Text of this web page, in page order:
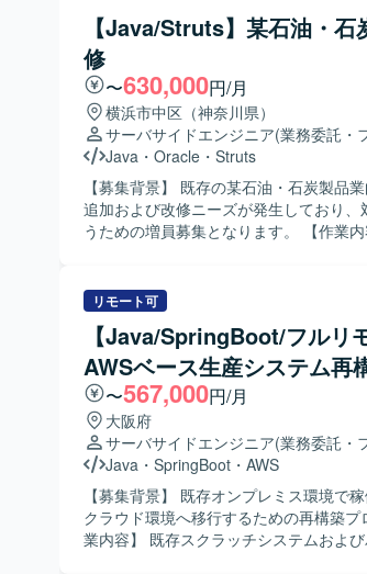
仕様を整理し再構成していく作業に主
を求めています。関係者と連携しながら
いける方が望ましいです。 【ポジションの魅力】 不動産領域における
大規模Webシステムの保守移管から運用
ことができ、Java／Spring Boot／AWS
がら長期的に経験を積んでいただけます
ファクタリング力を高める機会も多い環境です。 【
Java、Spring Boot、Spring Batch、
Pythonなどを用いたWebシステム開発
【Java/Struts】某石油・
修
〜630,000円/月
横浜市中区（神奈川県）
サーバサイドエンジニア(業務委託・
Java ・ Oracle ・ Struts
【募集背景】 既存の某石油・石炭製品
追加および改修ニーズが発生しており
うための増員募集となります。 【作業内容】 既存システムに対する改
た設計、実装、単体テストからシステム
対応いただきます。既存仕様の把握や既
修正・追加開発なども含まれます。 【求める人物像】 自走して設計か
らテストまで対応できる方を求めており
理解しながら粘り強く改修を進められる
ニケーションを取りながら業務を進めら
ンです。 【ポジションの魅力】 基幹系に近い業務システムの改修案件
であり、画面および帳票開発を通じてフ
一連のWebアプリケーション開発経験を
ステムの改善に関わることで、業務理
ズに向けた知見を高めることができます。 【開発環境】 Java／
／JSP／JavaScript／SVF／Oracleを中
リモート可
【Java/SpringBoot/フルリ
AWSベース生産システム再
〜567,000円/月
大阪府
サーバサイドエンジニア(業務委託・
Java ・ SpringBoot ・ AWS
【募集背景】 既存オンプレミス環境で
クラウド環境へ移行するための再構築プロ
業内容】 既存スクラッチシステムおよ